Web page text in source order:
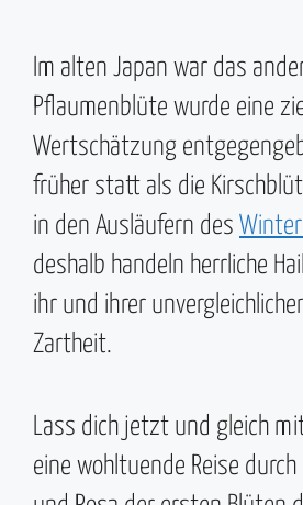
Im alten Japan war das
Pflaumenblüte wurde eine
Wertschätzung
früher statt als die
in den Ausläufern des
deshalb handeln herrliche
ihr und ihrer
Zartheit.
Lass dich jetzt und gleich
eine wohltuende Reise